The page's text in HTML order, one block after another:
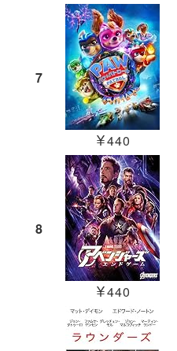
7
￥440
8
￥440